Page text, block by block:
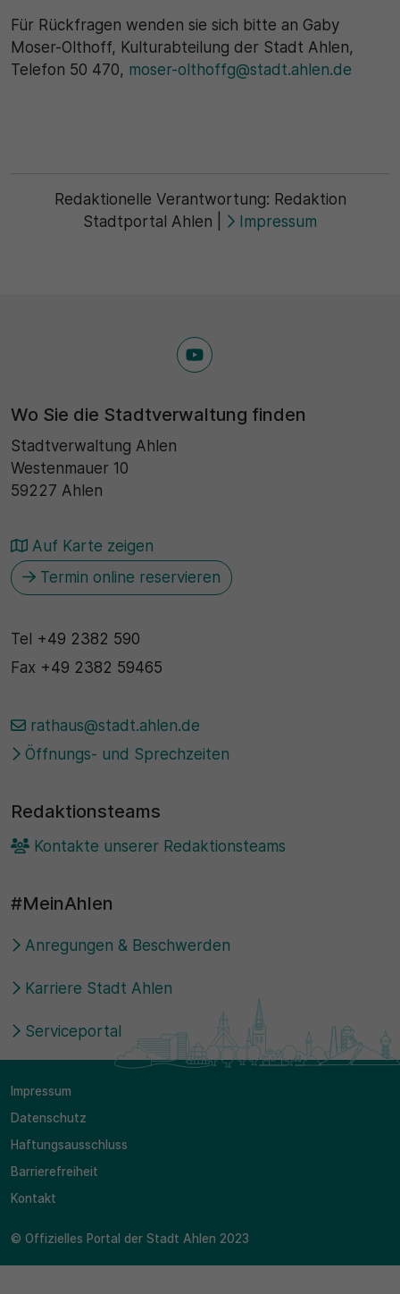
Für Rückfragen wenden sie sich bitte an Gaby
Moser-Olthoff, Kulturabteilung der Stadt Ahlen,
Telefon 50 470, moser-olthoffg@stadt.ahlen.de
Redaktionelle Verantwortung: Redaktion
Stadtportal Ahlen
Impressum
Wo Sie die Stadtverwaltung finden
Stadtverwaltung Ahlen
Westenmauer 10
59227 Ahlen
Auf Karte zeigen
Termin online reservieren
Tel +49 2382 590
Fax +49 2382 59465
rathaus@stadt.ahlen.de
Öffnungs- und Sprechzeiten
Redaktionsteams
Kontakte unserer Redaktionsteams
#MeinAhlen
Anregungen & Beschwerden
Karriere Stadt Ahlen
Serviceportal
Impressum
Datenschutz
Haftungsausschluss
Barrierefreiheit
Kontakt
© Offizielles Portal der Stadt Ahlen 2023